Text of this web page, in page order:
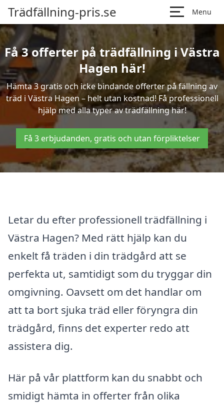
Trädfällning-pris.se Menu
Få 3 offerter på trädfällning i Västra
Hagen här!
Hämta 3 gratis och icke bindande offerter på fällning av
träd i Västra Hagen – helt utan kostnad! Få professionell
hjälp med alla typer av trädfällning här!
Få 3 erbjudanden, gratis och utan förpliktelser
Letar du efter professionell trädfällning i
Västra Hagen? Med rätt hjälp kan du
enkelt få träden i din trädgård att se
perfekta ut, samtidigt som du tryggar din
omgivning. Oavsett om det handlar om
att ta bort sjuka träd eller föryngra din
trädgård, finns det experter redo att
assistera dig.
Här på vår plattform kan du snabbt och
smidigt hämta in offerter från olika